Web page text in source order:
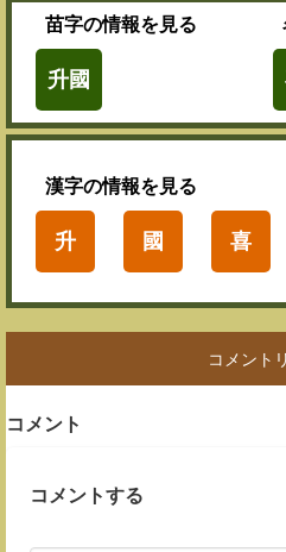
苗字の情報を見る
升國
漢字の情報を見る
升 國 喜
コメント
コメント
コメントする